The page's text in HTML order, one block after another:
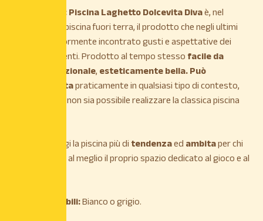
DESCRIZIONE:Piscina Laghetto Dolcevita Divaè, nel
mercato della piscina fuori terra, il prodotto che negli ultimi
anni ha maggiormente incontrato gusti e aspettative dei
clienti più esigenti. Prodotto al tempo stessofacile da
funzionale,esteticamente bella. Può
inseritapraticamente in qualsiasi tipo di contesto,
anche laddove non sia possibile realizzare la classica piscina
Dolcevita è oggi la piscina più ditendenzaedambitaper chi
vuole arredare al meglio il proprio spazio dedicato al gioco e al
Colori disponibili:Bianco o grigio.